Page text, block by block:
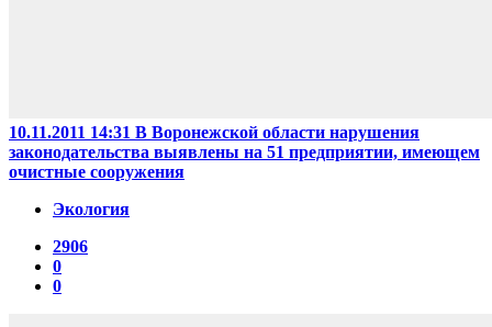
10.11.2011 14:31 В Воронежской области нарушения
законодательства выявлены на 51 предприятии, имеющем
очистные сооружения
Экология
2906
0
0